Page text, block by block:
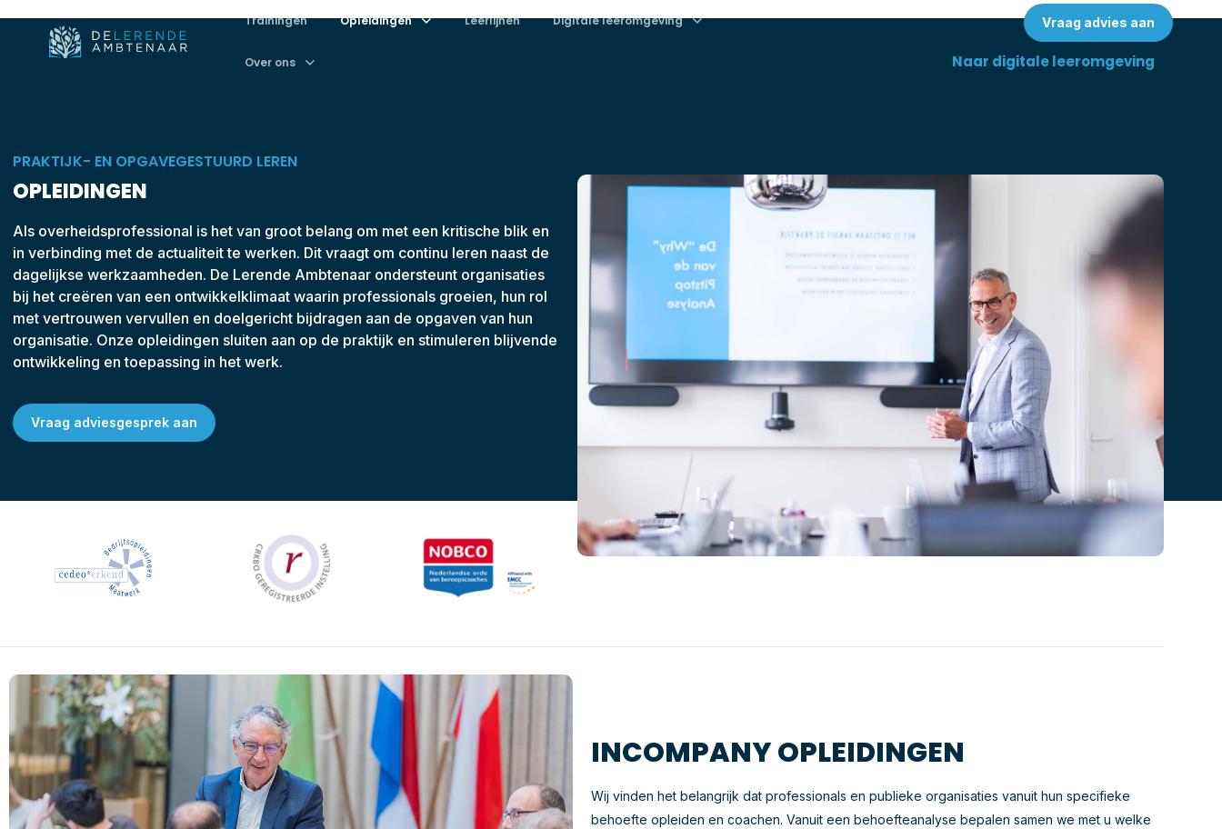
Trainingen Opleidingen Leerlijnen Digitale leeromgeving
Over ons
Vraag advies aan
Naar digitale leeromgeving
PRAKTIJK- EN OPGAVEGESTUURD LEREN
OPLEIDINGEN
Als overheidsprofessional is het van groot belang om met een kritische blik en
in verbinding met de actualiteit te werken. Dit vraagt om continu leren naast de
dagelijkse werkzaamheden. De Lerende Ambtenaar ondersteunt organisaties
bij het creëren van een ontwikkelklimaat waarin professionals groeien, hun rol
met vertrouwen vervullen en doelgericht bijdragen aan de opgaven van hun
organisatie. Onze opleidingen sluiten aan op de praktijk en stimuleren blijvende
ontwikkeling en toepassing in het werk.
Vraag adviesgesprek aan
INCOMPANY OPLEIDINGEN
Wij vinden het belangrijk dat professionals en publieke organisaties vanuit hun specifieke
behoefte opleiden en coachen. Vanuit een behoefteanalyse bepalen samen we met u welke